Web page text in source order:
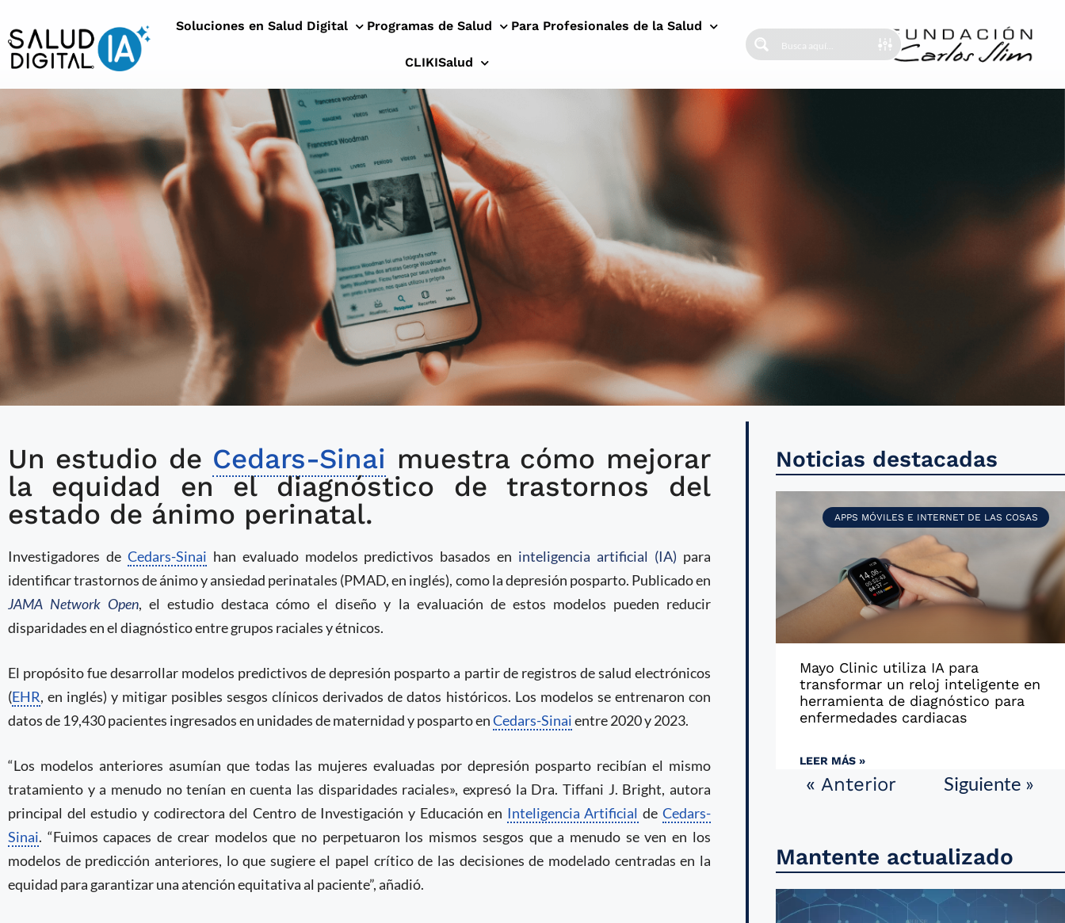
Soluciones en Salud Digital Programas de Salud Para Profesionales de la Salud
CLIKISalud
Utilizan machine learning para predecir el
riesgo de depresión postparto
Un estudio de Cedars-Sinai muestra cómo mejorar
la equidad en el diagnóstico de trastornos del
estado de ánimo perinatal.
Investigadores de Cedars-Sinai han evaluado modelos predictivos basados en inteligencia artificial (IA) para
identificar trastornos de ánimo y ansiedad perinatales (PMAD, en inglés), como la depresión posparto. Publicado en
JAMA Network Open, el estudio destaca cómo el diseño y la evaluación de estos modelos pueden reducir
disparidades en el diagnóstico entre grupos raciales y étnicos.
El propósito fue desarrollar modelos predictivos de depresión posparto a partir de registros de salud electrónicos
(EHR, en inglés) y mitigar posibles sesgos clínicos derivados de datos históricos. Los modelos se entrenaron con
datos de 19,430 pacientes ingresados en unidades de maternidad y posparto enCedars-Sinaientre 2020 y 2023.
“Los modelos anteriores asumían que todas las mujeres evaluadas por depresión posparto recibían el mismo
tratamiento y a menudo no tenían en cuenta las disparidades raciales», expresó la Dra. Tiffani J. Bright, autora
principal del estudio y codirectora del Centro de Investigación y Educación en Inteligencia Artificial de Cedars-
Sinai. “Fuimos capaces de crear modelos que no perpetuaron los mismos sesgos que a menudo se ven en los
modelos de predicción anteriores, lo que sugiere el papel crítico de las decisiones de modelado centradas en la
equidad para garantizar una atención equitativa al paciente”, añadió.
Noticias destacadas
APPS MÓVILES E INTERNET DE LAS COSAS
Mayo Clinic utiliza IA para
transformar un reloj inteligente en
herramienta de diagnóstico para
enfermedades cardiacas
LEER MÁS »
« Anterior Siguiente »
Mantente actualizado